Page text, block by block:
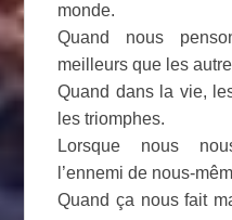
monde.
Quand nous
meilleurs que les
Quand dans la vie,
les triomphes.
Lorsque nous
l’ennemi de nous-
Quand ça nous fait